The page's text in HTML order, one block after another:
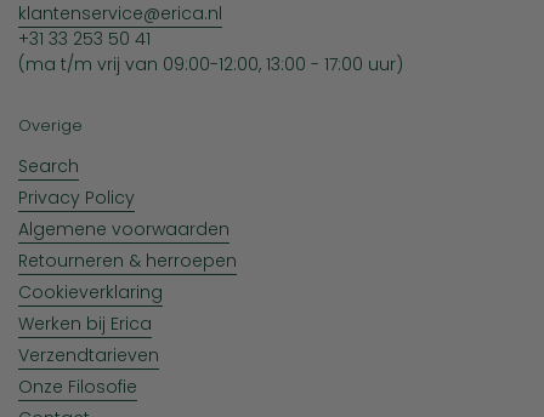
klantenservice@erica.nl
+31 33 253 50 41
(ma t/m vrij van 09:00-12:00, 13:00 - 17:00 uur)
Overige
Search
Privacy Policy
Algemene voorwaarden
Retourneren & herroepen
Cookieverklaring
Werken bij Erica
Verzendtarieven
Onze Filosofie